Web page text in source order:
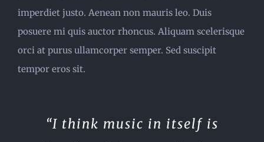
imperdiet justo. Aenean non mauris leo. Duis
posuere mi quis auctor rhoncus. Aliquam scelerisque
orci at purus ullamcorper semper. Sed suscipit
tempor eros sit.
“I think music in itself is